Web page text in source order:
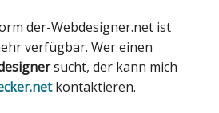
der-Webdesigner.net ist
verfügbar. Wer einen
sucht, der kann mich
kontaktieren.